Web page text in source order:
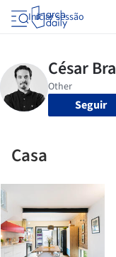
Iniciar sessão
Seguir
Casa